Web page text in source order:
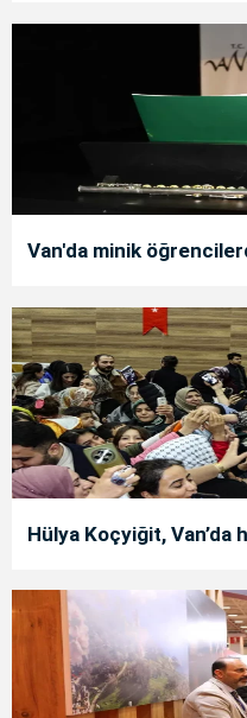
Van'da minik
Hülya Koçyiğit, Van’da